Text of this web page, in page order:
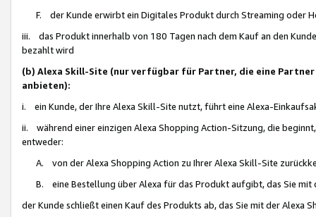
F. der Kunde erwirbt ein Digitales Produkt durch Streaming oder
iii. das Produkt innerhalb von 180 Tagen nach dem Kauf an den
bezahlt wird
(b) Alexa Skill-Site (nur verfügbar für Partner, die eine
anbieten):
i. ein Kunde, der Ihre Alexa Skill-Site nutzt, führt eine Alexa-
ii. während einer einzigen Alexa Shopping Action-Sitzung, die
entweder:
A. von der Alexa Shopping Action zu Ihrer Alexa Skill-Site
B. eine Bestellung über Alexa für das Produkt aufgibt, das Sie mit
der Kunde schließt einen Kauf des Produkts ab, das Sie mit der Alexa